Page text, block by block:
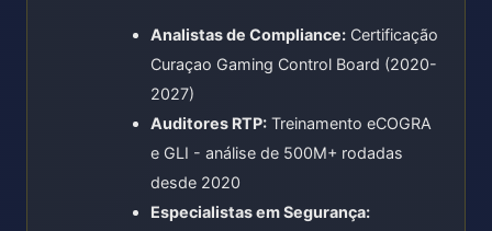
Analistas de Compliance: Certificação
Curaçao Gaming Control Board (2020-
2027)
Auditores RTP: Treinamento eCOGRA
e GLI - análise de 500M+ rodadas
desde 2020
Especialistas em Segurança: